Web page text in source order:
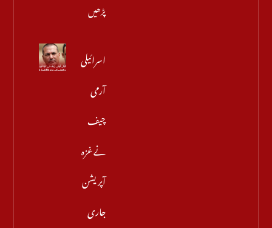
پڑھیں
اسرائیلی
آرمی
چیف
نے غزہ
آپریشن
جاری